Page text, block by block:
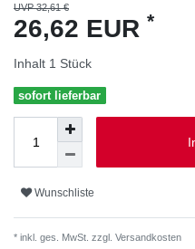
UVP 32,61 €
26,62 EUR *
Inhalt 1 Stück
sofort lieferbar
Wunschliste
* inkl. ges. MwSt. zzgl. Versandkosten